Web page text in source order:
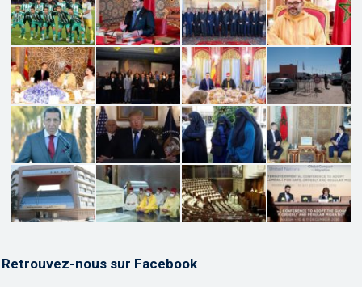
Retrouvez-nous sur Facebook